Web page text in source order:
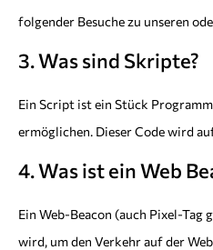
folgender Besuche zu unseren
3. Was sind Skripte?
Ein Script ist ein Stück
ermöglichen. Dieser Code wird
4. Was ist ein Web
Ein Web-Beacon (auch Pixel-
wird, um den Verkehr auf der